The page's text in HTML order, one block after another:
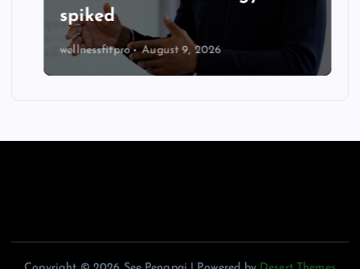
spiked
wellnessfitpro August 9, 2026